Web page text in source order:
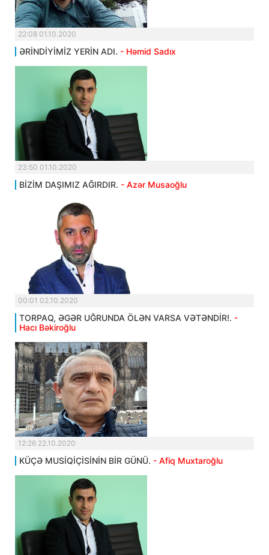
22:08 01.10.2020
ƏRİNDİYİMİZ YERİN ADI. - Həmid Sadıx
23:50 01.10.2020
BİZİM DAŞIMIZ AĞIRDIR. - Azər Musaoğlu
00:01 02.10.2020
TORPAQ, ƏGƏR UĞRUNDA ÖLƏN VARSA VƏTƏNDİR!. -
Hacı Bəkiroğlu
12:26 22.10.2020
KÜÇƏ MUSİQİÇİSİNİN BİR GÜNÜ. - Afiq Muxtaroğlu